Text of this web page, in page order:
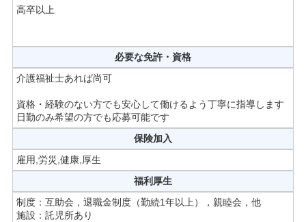
高卒以上
必要な免許・資格
介護福祉士あれば尚可
資格・経験のない方でも安心して働けるよう丁寧に指導します
日勤のみ希望の方でも応募可能です
保険加入
雇用,労災,健康,厚生
福利厚生
制度：互助会，退職金制度（勤続1年以上），親睦会，他
施設：託児所あり